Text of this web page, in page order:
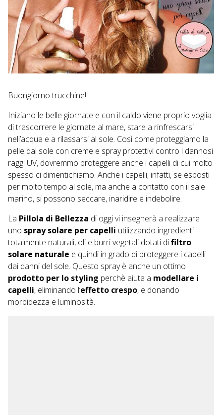
Buongiorno trucchine!
Iniziano le belle giornate e con il caldo viene proprio voglia
di trascorrere le giornate al mare, stare a rinfrescarsi
nell’acqua e a rilassarsi al sole. Così come proteggiamo la
pelle dal sole con creme e spray protettivi contro i dannosi
raggi UV, dovremmo proteggere anche i capelli di cui molto
spesso ci dimentichiamo. Anche i capelli, infatti, se esposti
per molto tempo al sole, ma anche a contatto con il sale
marino, si possono seccare, inaridire e indebolire.
La Pillola di Bellezza di oggi vi insegnerà a realizzare
uno spray solare per capelli utilizzando ingredienti
totalmente naturali, oli e burri vegetali dotati difiltro
solare naturale e quindi in grado di proteggere i capelli
dai danni del sole. Questo spray è anche un ottimo
prodotto per lo styling perchè aiuta a modellare i
capelli, eliminando l’effetto crespo, e donando
morbidezza e luminosità.